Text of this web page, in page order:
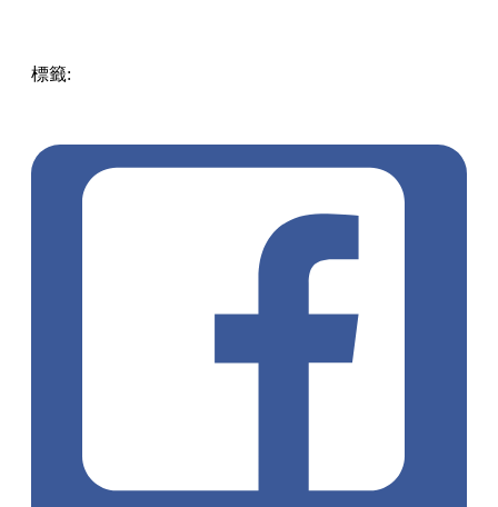
標籤: